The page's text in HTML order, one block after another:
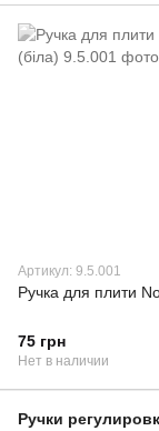
Артикул: 9.5.001
Ручка для плити
75 грн
Нет в наличии
Ручки